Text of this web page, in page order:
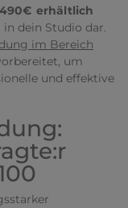
erhältlich
in dein Studio dar.
im Bereich
um
und effektive